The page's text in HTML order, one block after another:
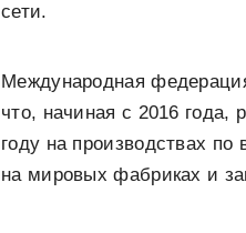
сети.
Международная
что, начиная с 2016 года,
году на производствах
на мировых фабриках и